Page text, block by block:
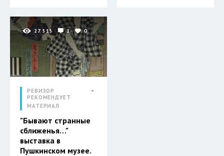
27 515 1 0
РЕВИЗОР
РЕКОМЕНДУЕТ
МАТЕРИАЛ
"Бывают странные
сближенья…"
выставка в
Пушкинском музее.